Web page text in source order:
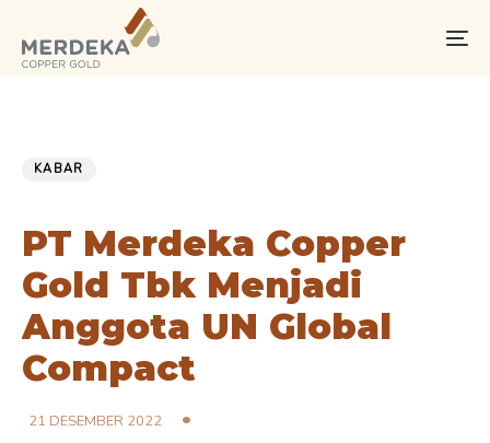
links
primary
KABAR
PT Merdeka Copper
Gold Tbk Menjadi
Anggota UN Global
Compact
21 DESEMBER 2022